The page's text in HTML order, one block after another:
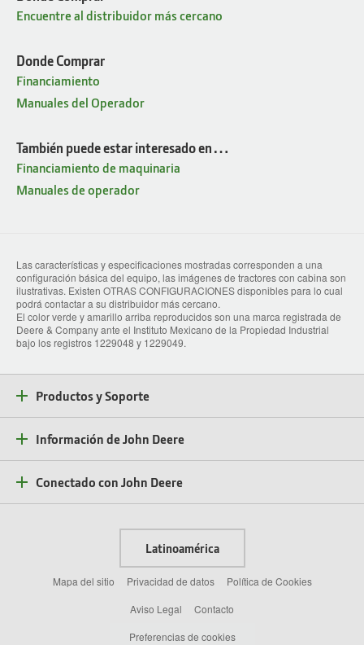
Encuentre al distribuidor más cercano
Donde Comprar
Financiamiento
Manuales del Operador
También puede estar interesado en…
Financiamiento de maquinaria
Manuales de operador
Las características y especificaciones mostradas corresponden a una
configuración básica del equipo, las imágenes de tractores con cabina son
ilustrativas. Existen OTRAS CONFIGURACIONES disponibles para lo cual
podrá contactar a su distribuidor más cercano.
El color verde y amarillo arriba reproducidos son una marca registrada de
Deere & Company ante el Instituto Mexicano de la Propiedad Industrial
bajo los registros 1229048 y 1229049.
Productos y Soporte
Información de John Deere
Conectado con John Deere
Latinoamérica
Mapa del sitio Privacidad de datos
Política de Cookies
Aviso Legal
Contacto
Preferencias de cookies